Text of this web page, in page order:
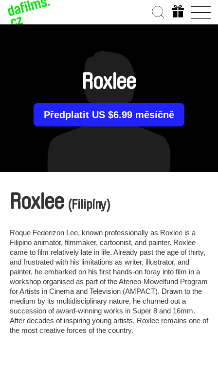
Roxlee
Předplatit US $6.99 měsíčně
Roxlee (Filipíny)
Roque Federizon Lee, known professionally as Roxlee is a
Filipino animator, filmmaker, cartoonist, and painter. Roxlee
came to film relatively late in life. Already past the age of thirty,
and frustrated with his limitations as writer, illustrator, and
painter, he embarked on his first hands-on foray into film in a
workshop organised as part of the Ateneo-Mowelfund Program
for Artists in Cinema and Television (AMPACT). Drawn to the
medium by its multidisciplinary nature, he churned out a
succession of award-winning works in Super 8 and 16mm.
After decades of inspiring young artists, Roxlee remains one of
the most creative forces of the country.